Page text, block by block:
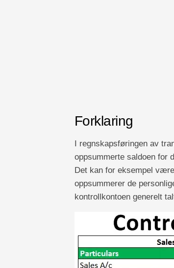
Forklaring
I regnskapsføringen av
oppsummerte saldoen for
Det kan for eksempel
oppsummerer de
kontrollkontoen generelt